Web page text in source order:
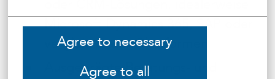
Agree to necessary
Agree to all
oder CRM-Lösungen, idealerweise
Microsoft Dynamics 365, SAP oder
vergleichbaren Plattformen
Ausgeprägte Beratungs- und